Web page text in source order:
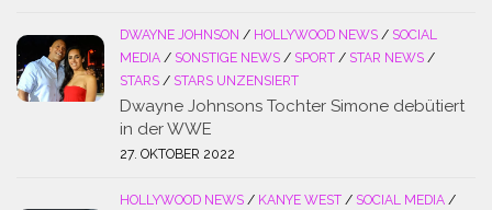
DWAYNE JOHNSON / HOLLYWOOD NEWS / SOCIAL
MEDIA / SONSTIGE NEWS / SPORT / STAR NEWS /
STARS / STARS UNZENSIERT
Dwayne Johnsons Tochter Simone debütiert
in der WWE
27. OKTOBER 2022
HOLLYWOOD NEWS / KANYE WEST / SOCIAL MEDIA /